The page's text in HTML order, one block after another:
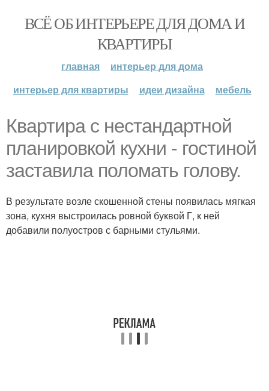
ВСЁ ОБ ИНТЕРЬЕРЕ ДЛЯ ДОМА И
КВАРТИРЫ
главная
интерьер для дома
интерьер для квартиры
идеи дизайна мебель
Квартира с нестандартной
планировкой кухни - гостиной
заставила поломать голову.
В результате возле скошенной стены появилась мягкая
зона, кухня выстроилась ровной буквой Г, к ней
добавили полуостров с барными стульями.